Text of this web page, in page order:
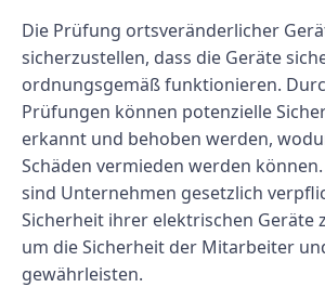
Die Prüfung ortsveränderlicher
sicherzustellen, dass die Geräte
ordnungsgemäß funktionieren.
Prüfungen können potenzielle
erkannt und behoben werden,
Schäden vermieden werden
sind Unternehmen gesetzlich
Sicherheit ihrer elektrischen Geräte
um die Sicherheit der Mitarbeiter
gewährleisten.